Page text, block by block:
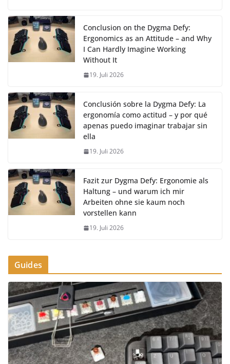
Conclusion on the Dygma Defy:
Ergonomics as an Attitude – and Why
I Can Hardly Imagine Working
Without It
19. Juli 2026
Conclusión sobre la Dygma Defy: La
ergonomía como actitud – y por qué
apenas puedo imaginar trabajar sin
ella
19. Juli 2026
Fazit zur Dygma Defy: Ergonomie als
Haltung – und warum ich mir
Arbeiten ohne sie kaum noch
vorstellen kann
19. Juli 2026
Guides